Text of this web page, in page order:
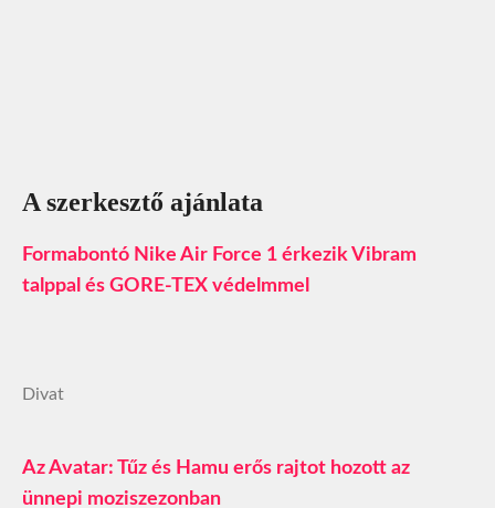
A szerkesztő ajánlata
Formabontó Nike Air Force 1 érkezik Vibram
talppal és GORE-TEX védelmmel
Divat
Az Avatar: Tűz és Hamu erős rajtot hozott az
ünnepi moziszezonban